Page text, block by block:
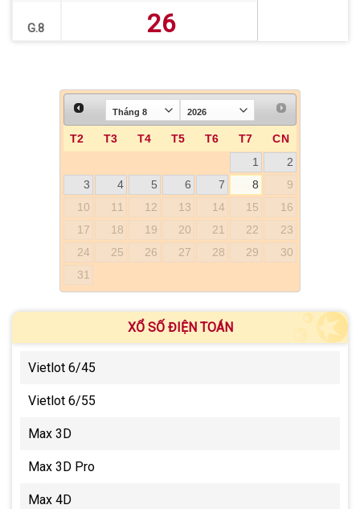
G.8 26
T2 T3 T4 T5 T6 T7
CN
1
2
3
4 5 6 7 8
9
10
11 12 13 14 15
16
17
18 19 20 21 22
23
24
25 26 27 28 29
30
31
XỔ SỐ ĐIỆN TOÁN
Vietlot 6/45
Vietlot 6/55
Max 3D
Max 3D Pro
Max 4D